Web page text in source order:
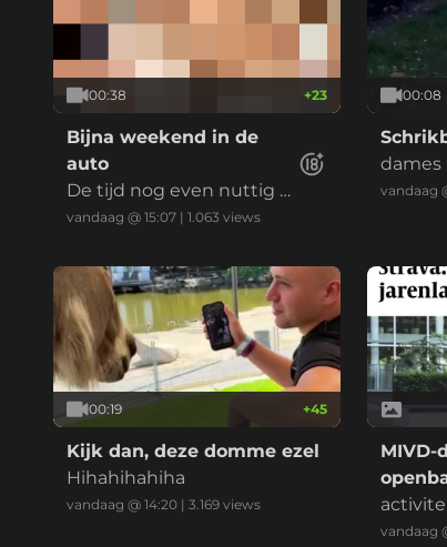
00:38 +23
Bijna weekend in de
auto
De tijd nog even nuttig b
esteden
vandaag @ 15:07 | 1.063 views
00:08
dames
de
vandaag
00:19 +45
Kijk dan, deze domme ezel
Hihahihahiha
vandaag @ 14:20 | 3.169 views
MIVD-
Strava
waren
vandaag